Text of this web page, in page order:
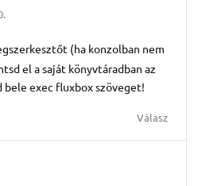
(ha konzolban nem
el a saját könyvtáradban az
bele exec fluxbox szöveget!
Válasz